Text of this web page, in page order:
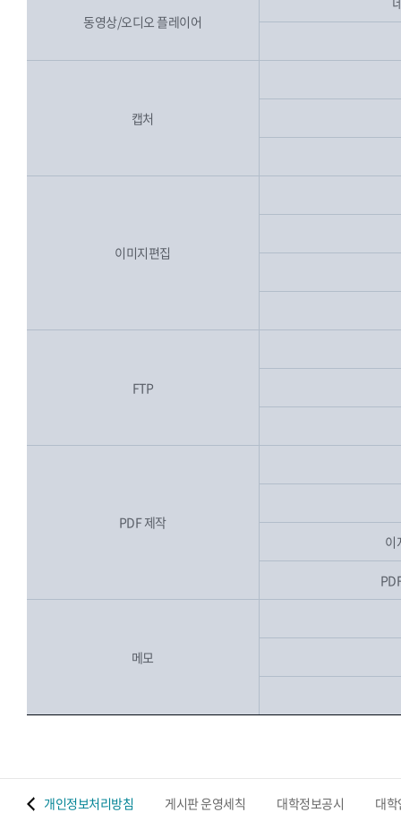
동영상/오디오 플레이어
캡처
이미지편집
FTP
PDF 제작
이
메모
개인정보처리방침 게시판 운영세칙 대학정보공시 대